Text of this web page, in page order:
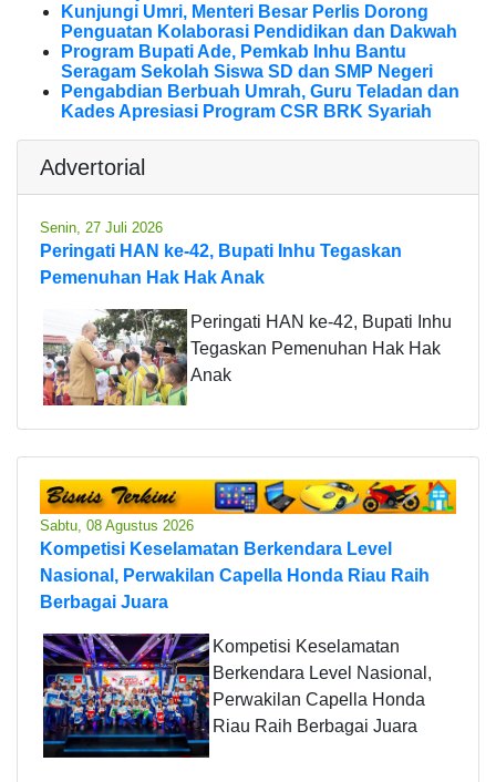
Kunjungi Umri, Menteri Besar Perlis Dorong
Penguatan Kolaborasi Pendidikan dan Dakwah
Program Bupati Ade, Pemkab Inhu Bantu
Seragam Sekolah Siswa SD dan SMP Negeri
Pengabdian Berbuah Umrah, Guru Teladan dan
Kades Apresiasi Program CSR BRK Syariah
Advertorial
Senin, 27 Juli 2026
Peringati HAN ke-42, Bupati Inhu Tegaskan
Pemenuhan Hak Hak Anak
Peringati HAN ke-42, Bupati Inhu
Tegaskan Pemenuhan Hak Hak
Anak
Sabtu, 08 Agustus 2026
Kompetisi Keselamatan Berkendara Level
Nasional, Perwakilan Capella Honda Riau Raih
Berbagai Juara
Kompetisi Keselamatan
Berkendara Level Nasional,
Perwakilan Capella Honda
Riau Raih Berbagai Juara